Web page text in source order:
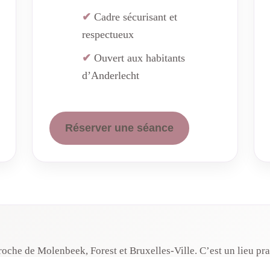
Cadre sécurisant et
respectueux
Ouvert aux habitants
d’Anderlecht
Réserver une séance
de Molenbeek, Forest et Bruxelles‑Ville. C’est un lieu